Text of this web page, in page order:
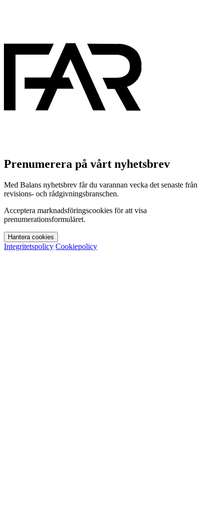
Prenumerera på vårt nyhetsbrev
Med Balans nyhetsbrev får du varannan vecka det senaste från
revisions- och rådgivningsbranschen.
Acceptera marknadsföringscookies för att visa
prenumerationsformuläret.
Hantera cookies
Integritetspolicy Cookiepolicy